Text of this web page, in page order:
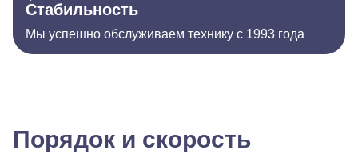
Стабильность
Мы успешно обслуживаем технику с 1993 года
Порядок и скорость